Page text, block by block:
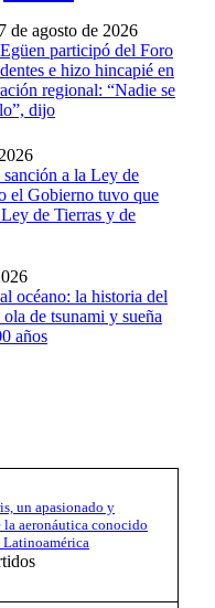
de agosto de 2026
participó del Foro
e hizo hincapié en
regional: “Nadie se
dijo
a la Ley de
el Gobierno tuvo que
de Tierras y de
océano: la historia del
de tsunami y sueña
años
un apasionado y
la aeronáutica conocido